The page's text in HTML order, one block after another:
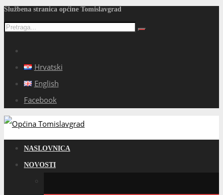
Službena stranica općine Tomislavgrad
Hrvatski
English
Facebook
NASLOVNICA
NOVOSTI